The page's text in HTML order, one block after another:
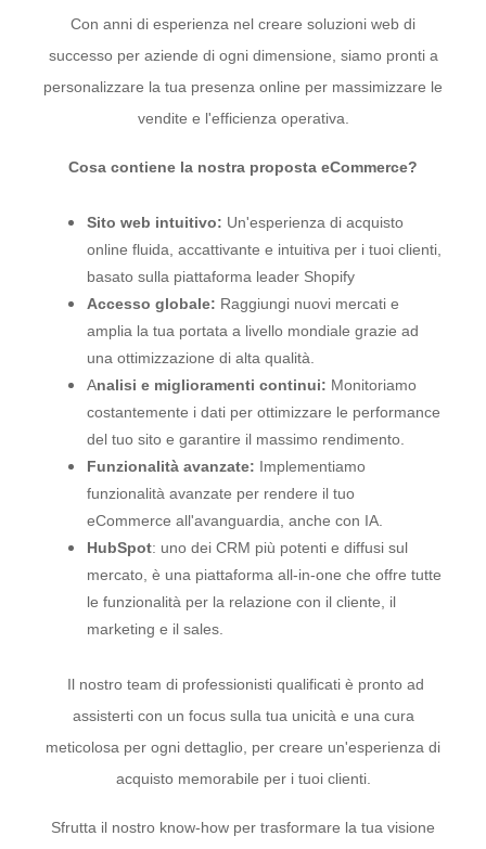
Con anni di esperienza nel creare soluzioni web di
successo per aziende di ogni dimensione, siamo pronti a
personalizzare la tua presenza online per massimizzare le
vendite e l'efficienza operativa.
Cosa contiene la nostra proposta eCommerce?
Sito web intuitivo: Un'esperienza di acquisto
online fluida, accattivante e intuitiva per i tuoi clienti,
basato sulla piattaforma leader Shopify
Accesso globale: Raggiungi nuovi mercati e
amplia la tua portata a livello mondiale grazie ad
una ottimizzazione di alta qualità.
Analisi e miglioramenti continui: Monitoriamo
costantemente i dati per ottimizzare le performance
del tuo sito e garantire il massimo rendimento.
Funzionalità avanzate: Implementiamo
funzionalità avanzate per rendere il tuo
eCommerce all'avanguardia, anche con IA.
HubSpot: uno dei CRM più potenti e diffusi sul
mercato, è una piattaforma all-in-one che offre tutte
le funzionalità per la relazione con il cliente, il
marketing e il sales.
Il nostro team di professionisti qualificati è pronto ad
assisterti con un focus sulla tua unicità e una cura
meticolosa per ogni dettaglio, per creare un'esperienza di
acquisto memorabile per i tuoi clienti.
Sfrutta il nostro know-how per trasformare la tua visione